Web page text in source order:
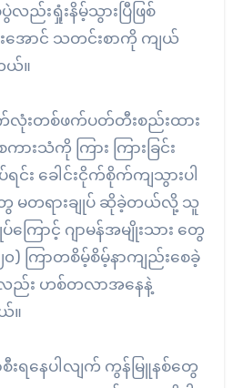
ပွဲလည်းရှုံးနိမ့်သွားပြီဖြစ်
အောင် သတင်းစာကို ကျယ်
ယ်။
က်လုံးတစ်ဖက်ပတ်တီးစည်းထား
သံကို ကြား ကြားခြင်း
း ခေါင်းငိုက်စိုက်ကျသွားပါ
မတရားချုပ် ဆိုခဲ့တယ်လို့ သူ
ြောင့် ဂျာမန်အမျိုးသား တွေ
၀) ကြာတစိမ့်စိမ့်နာကျည်းစေခဲ့
လည်း ဟစ်တလာအနေနဲ့
။
းရနေပါလျက် ကွန်မြူနစ်တွေ